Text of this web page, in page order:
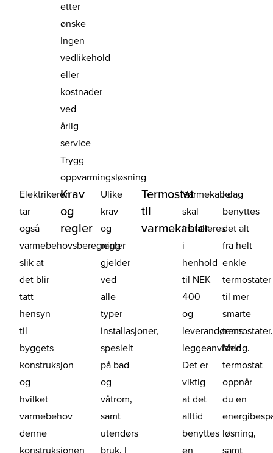
etter
ønske
Ingen
vedlikehold
eller
kostnader
ved
årlig
service
Trygg
oppvarmingsløsning
Elektrikeren
tar
også
varmebehovsberegning
slik at
det blir
tatt
hensyn
til
byggets
konstruksjon
og
hvilket
varmebehov
denne
konstruksjonen
Krav
og
regler
Ulike
krav
og
regler
gjelder
ved
alle
typer
installasjoner,
spesielt
på bad
og
våtrom,
samt
utendørs
bruk. I
Termostat
til
varmekabler
Varmekabel
skal
installeres
i
henhold
til NEK
400
og
leverandørens
leggeanvisning.
Det er
viktig
at det
alltid
benyttes
en
I dag
benyttes
det alt
fra helt
enkle
termostater
til mer
smarte
termostater.
Med
termostat
oppnår
du en
løsning,
samt